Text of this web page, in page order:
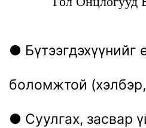
● Бүтээгдэхүүнийг
боломжтой
● Суулгах, засвар